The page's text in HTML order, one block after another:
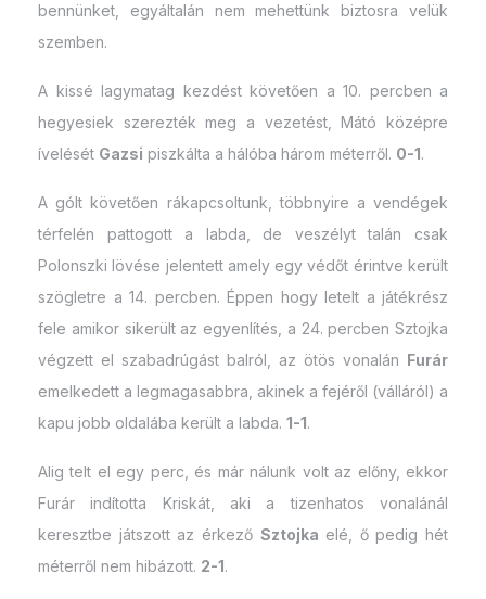
bennünket, egyáltalán nem mehettünk biztosra velük
szemben.
A kissé lagymatag kezdést követően a 10. percben a
hegyesiek szerezték meg a vezetést, Mátó középre
ívelését Gazsi piszkálta a hálóba három méterről. 0-1.
A gólt követően rákapcsoltunk, többnyire a vendégek
térfelén pattogott a labda, de veszélyt talán csak
Polonszki lövése jelentett amely egy védőt érintve került
szögletre a 14. percben. Éppen hogy letelt a játékrész
fele amikor sikerült az egyenlítés, a 24. percben Sztojka
végzett el szabadrúgást balról, az ötös vonalán Furár
emelkedett a legmagasabbra, akinek a fejéről (válláról) a
kapu jobb oldalába került a labda. 1-1.
Alig telt el egy perc, és már nálunk volt az előny, ekkor
Furár indította Kriskát, aki a tizenhatos vonalánál
keresztbe játszott az érkező Sztojka elé, ő pedig hét
méterről nem hibázott. 2-1.